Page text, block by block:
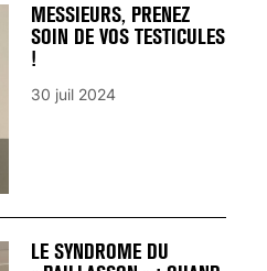
MESSIEURS, PRENEZ
SOIN DE VOS TESTICULES
!
30 juil 2024
LE SYNDROME DU